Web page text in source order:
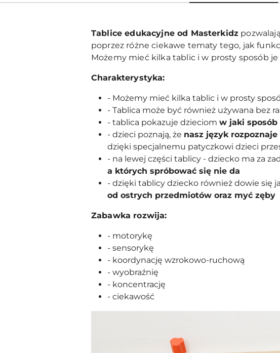
Tablice edukacyjne od Masterkidz
poprzez różne ciekawe tematy tego, jak
Możemy mieć kilka tablic i w prosty sposób
Charakterystyka:
- Możemy mieć kilka tablic i w prosty
- Tablica może być również używana bez
- tablica pokazuje dzieciom w jaki sposób
- dzieci poznają, że nasz język
dzięki specjalnemu patyczkowi dzieci
- na lewej części tablicy - dziecko ma za
a których spróbować się nie da
- dzięki tablicy dziecko również dowie się
od ostrych przedmiotów oraz myć zęby
Zabawka rozwija:
- motorykę
- sensorykę
- koordynację wzrokowo-ruchową
- wyobraźnię
- koncentrację
- ciekawość